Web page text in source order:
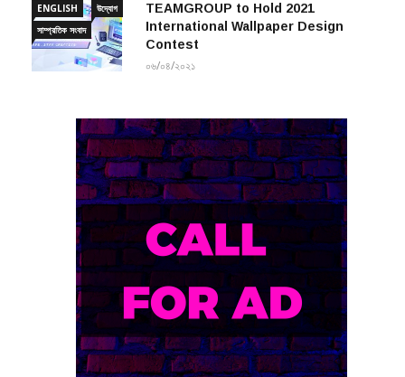
ENGLISH
উদ্যোগ
সাম্প্রতিক সংবাদ
TEAMGROUP to Hold 2021
International Wallpaper Design
Contest
০৬/০৪/২০২১